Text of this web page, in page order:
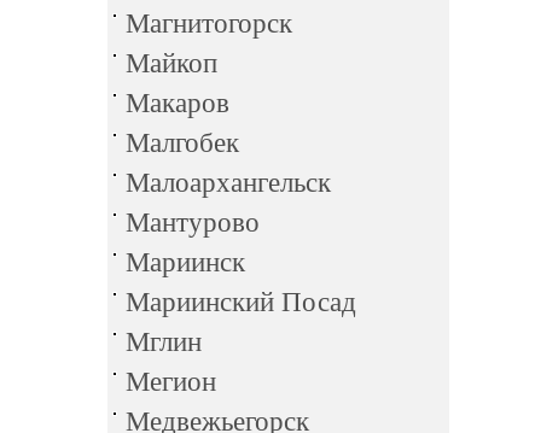
Магнитогорск
Майкоп
Макаров
Малгобек
Малоархангельск
Мантурово
Мариинск
Мариинский Посад
Мглин
Мегион
Медвежьегорск